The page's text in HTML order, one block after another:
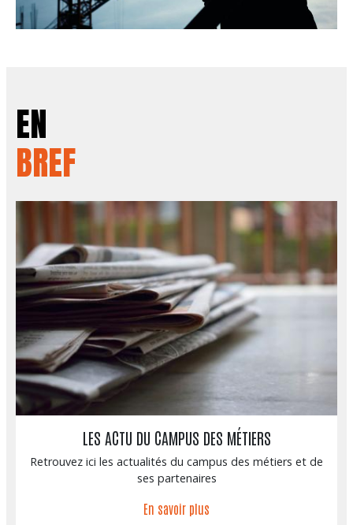
EN
BREF
LES ACTU DU CAMPUS DES MÉTIERS
Retrouvez ici les actualités du campus des métiers et de
ses partenaires
En savoir plus